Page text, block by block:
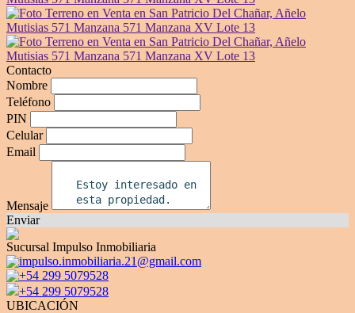
Contacto
Nombre
Teléfono
PIN
Celular
Email
Mensaje
Enviar
Sucursal Impulso Inmobiliaria
impulso.inmobiliaria.21@gmail.com
+54 299 5079528
+54 299 5079528
UBICACIÓN